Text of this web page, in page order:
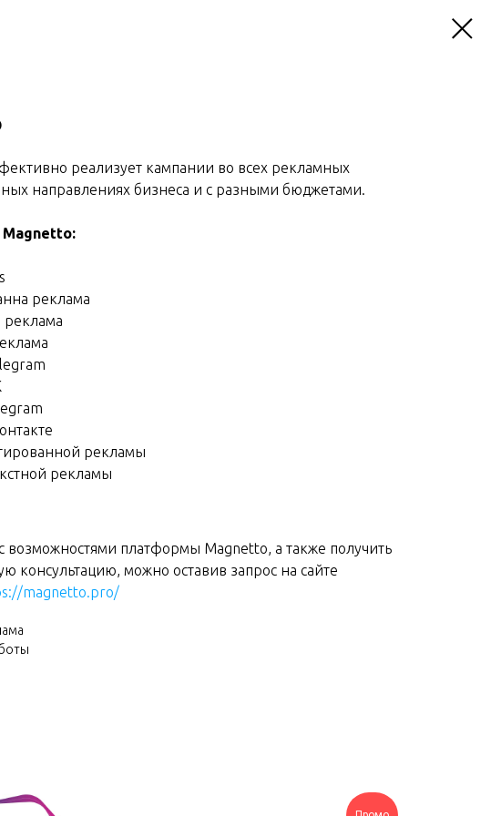
реализует кампании во всех рекламных
направлениях бизнеса и с разными бюджетами.
реклама
реклама
рекламы
рекламы
возможностями платформы Magnetto, а также получить
консультацию, можно оставив запрос на сайте
magnetto.pro/